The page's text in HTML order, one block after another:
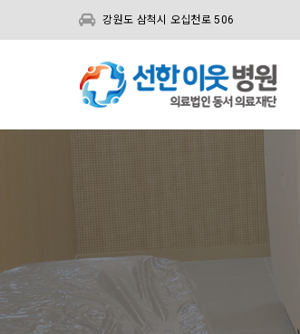
강원도 삼척시 오십천로 506